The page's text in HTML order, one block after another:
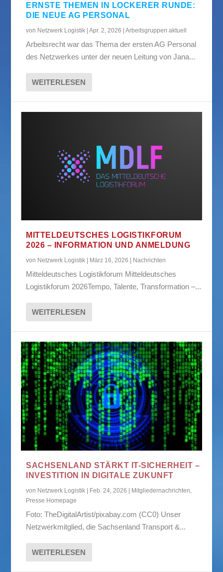
ERNSTE THEMEN IN LOCKERER RUNDE:
DIE NEUE AG PERSONAL
von Netzwerk Logistik |Apr. 2, 2026 |Arbeitsgruppen aktuell
Arbeitsrecht war das Thema der ersten AG Personal
des Netzwerkes unter der neuen Leitung von Jana...
WEITERLESEN
MITTELDEUTSCHES LOGISTIKFORUM
2026 – INFORMATION UND ANMELDUNG
von Netzwerk Logistik März 16, 2026 Nachrichten
Mitteldeutsches Logistikforum Mitteldeutsches
Logistikforum 2026Tempo, Talente, Transformation –...
WEITERLESEN
SACHSENLAND STÄRKT IT-SICHERHEIT –
INVESTITION IN DIGITALE ZUKUNFT
von Netzwerk Logistik Feb. 24, 2026 Mitgliedernachrichten,
Presse Homepage
Foto: TheDigitalArtist/pixabay.com (CC0) Unser
Netzwerkmitglied, die Sachsenland Transport &...
WEITERLESEN